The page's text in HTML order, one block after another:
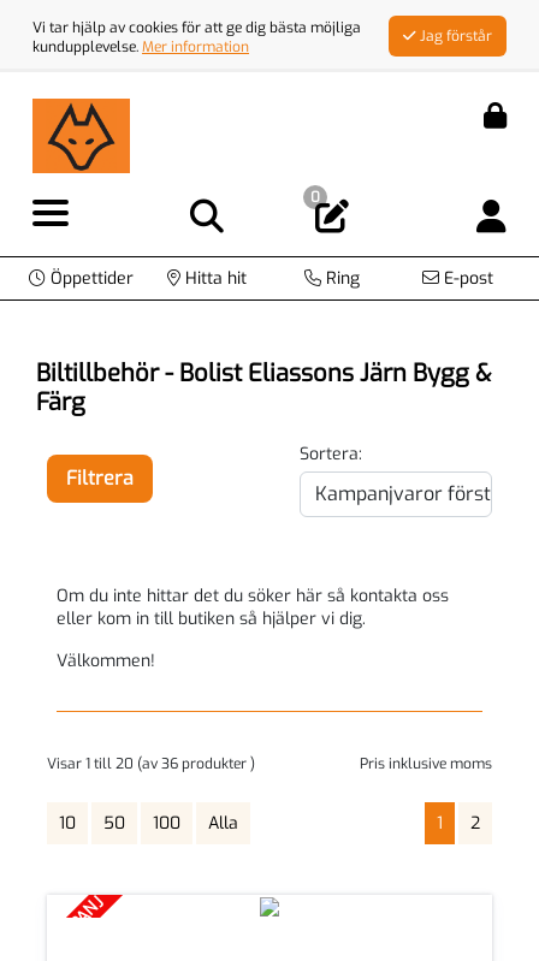
Vi tar hjälp av cookies för att ge dig bästa möjliga
kundupplevelse.Mer information
Jag förstår
0
Öppettider Hitta hit Ring E-post
Biltillbehör - Bolist Eliassons Järn Bygg &
Färg
Filtrera
Sortera:
Om du inte hittar det du söker här så kontakta oss
eller kom in till butiken så hjälper vi dig.
Välkommen!
Visar 1 till 20 (av 36 produkter ) Pris inklusive moms
10 50 100 Alla 1 2
KAMPANJ